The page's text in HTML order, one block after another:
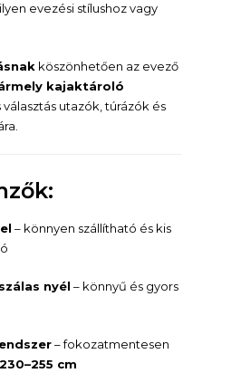
evezési stílushoz vagy
köszönhetően az evező
kajaktároló
választás utazók, túrázók és
– könnyen szállítható és kis
nyél – könnyű és gyors
– fokozatmentesen
230–255 cm